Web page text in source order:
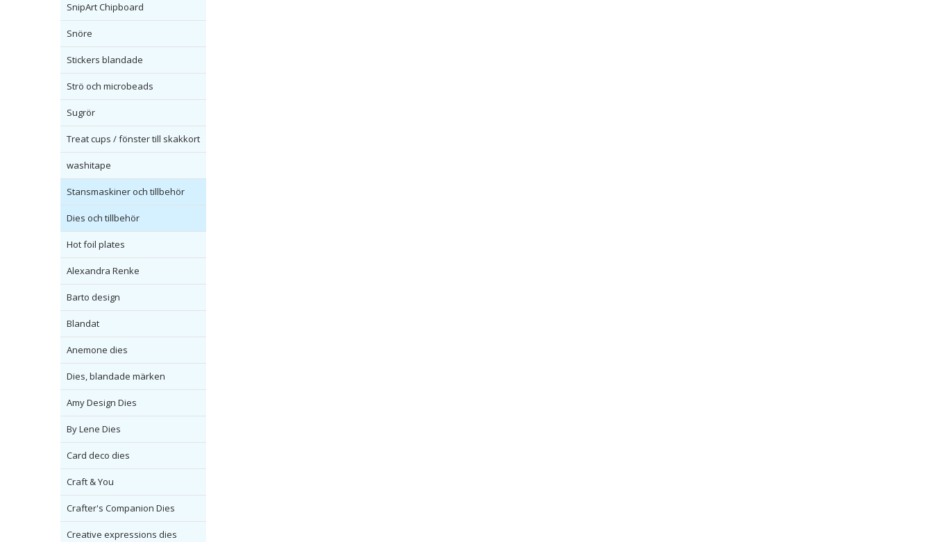
SnipArt Chipboard
Snöre
Stickers blandade
Strö och microbeads
Sugrör
Treat cups / fönster till skakkort
washitape
Stansmaskiner och tillbehör
Dies och tillbehör
Hot foil plates
Alexandra Renke
Barto design
Blandat
Anemone dies
Dies, blandade märken
Amy Design Dies
By Lene Dies
Card deco dies
Craft & You
Crafter's Companion Dies
Creative expressions dies